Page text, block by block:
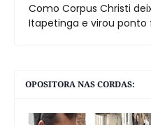
Como Corpus Christi
Itapetinga e virou
OPOSITORA NAS CORDAS: